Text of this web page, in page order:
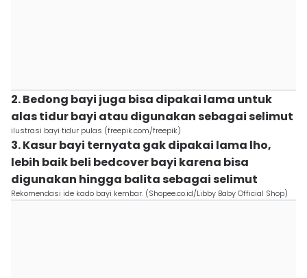
2. Bedong bayi juga bisa dipakai lama untuk
alas tidur bayi atau digunakan sebagai selimut
ilustrasi bayi tidur pulas (freepik.com/freepik)
3. Kasur bayi ternyata gak dipakai lama lho,
lebih baik beli bedcover bayi karena bisa
digunakan hingga balita sebagai selimut
Rekomendasi ide kado bayi kembar. (Shopee.co.id/Libby Baby Official Shop)